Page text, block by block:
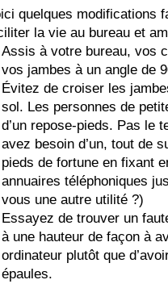
quelques modifications
la vie au bureau et
Assis à votre bureau, vos
vos jambes à un angle de
Évitez de croiser les
sol. Les personnes de
d’un repose-pieds. Pas le
avez besoin d’un, tout de
pieds de fortune en fixant
annuaires téléphoniques
vous une autre utilité ?)
Essayez de trouver un
à une hauteur de façon à
ordinateur plutôt que
épaules.